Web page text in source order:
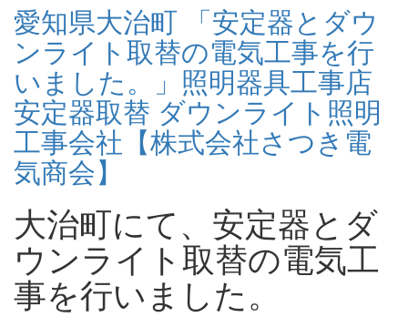
愛知県大治町 「安定器とダウ
ンライト取替の電気工事を行
いました。」照明器具工事店
安定器取替 ダウンライト照明
工事会社【株式会社さつき電
気商会】
大治町にて、安定器とダ
ウンライト取替の電気工
事を行いました。